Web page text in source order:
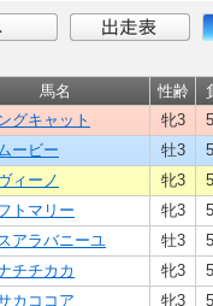
馬名 性齢
グキャット 牝3
ービー 牡3
ィーノ 牝3
トマリー 牝3
アラバニーユ 牡3
チチカカ 牝3
カココア 牝3